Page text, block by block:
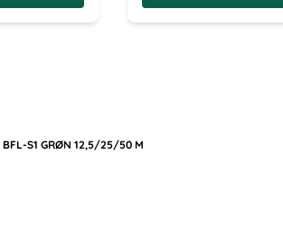
BFL-S1 GRØN 12,5/25/50 M